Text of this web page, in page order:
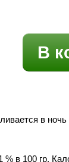
В
в
% в 100 гр.